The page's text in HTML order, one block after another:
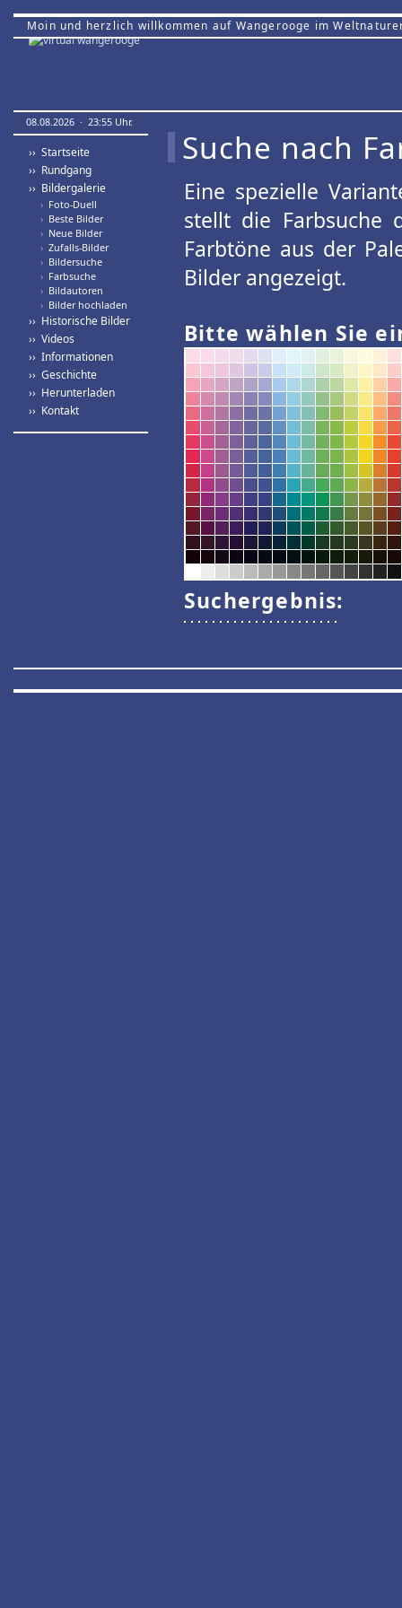
Moin und herzlich willkommen auf Wangerooge im
08.08.2026 · 23:55 Uhr.
›› Startseite
›› Rundgang
›› Bildergalerie
› Foto-Duell
› Beste Bilder
› Neue Bilder
› Zufalls-Bilder
› Bildersuche
› Farbsuche
› Bildautoren
› Bilder hochladen
›› Historische Bilder
›› Videos
›› Informationen
›› Geschichte
›› Herunterladen
›› Kontakt
Suche nach
Eine spezielle
stellt die Farbsuche
Farbtöne aus der
Bilder angezeigt.
Bitte wählen Sie
Suchergebnis: